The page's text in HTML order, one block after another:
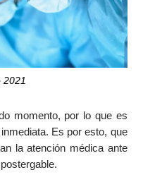
2021
momento, por lo que es
Es por esto, que
la atención médica ante